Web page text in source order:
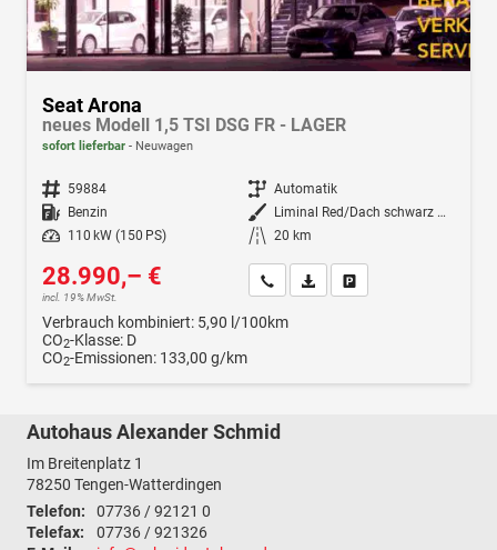
Seat Arona
neues Modell 1,5 TSI DSG FR - LAGER
sofort lieferbar Neuwagen
Fahrzeugnr. 59884 Getriebe Automatik
Kraftstoff Benzin Außenfarbe
Liminal Red/Dach schwarz Metallic (S60E)
Leistung
110 kW (150 PS) Kilometerstand 20 km
28.990,– €
incl. 19% MwSt.
Wir rufen Sie anFahrzeugexposé (PDF)
Verbrauch kombiniert: 5,90 l/100km
CO2-Klasse: D
CO2-Emissionen: 133,00 g/km
Autohaus Alexander Schmid
Im Breitenplatz 1
78250 Tengen-Watterdingen
Telefon:
07736 / 92121 0
Telefax:
07736 / 921326